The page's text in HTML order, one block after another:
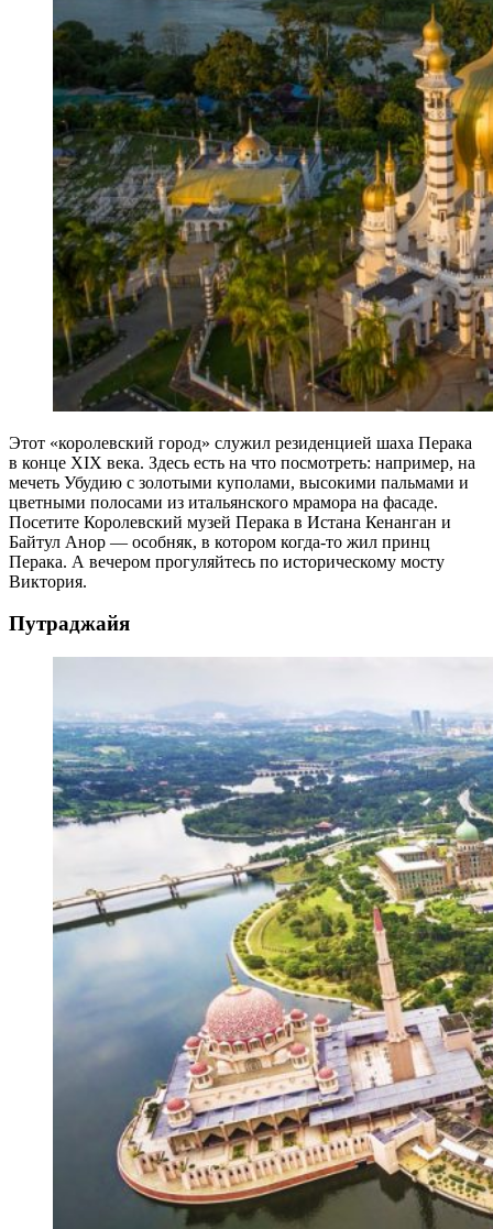
Этот «королевский город» служил резиденцией шаха Перака
в конце XIX века. Здесь есть на что посмотреть: например, на
мечеть Убудию с золотыми куполами, высокими пальмами и
цветными полосами из итальянского мрамора на фасаде.
Посетите Королевский музей Перака в Истана Кенанган и
Байтул Анор — особняк, в котором когда-то жил принц
Перака. А вечером прогуляйтесь по историческому мосту
Виктория.
Путраджайя